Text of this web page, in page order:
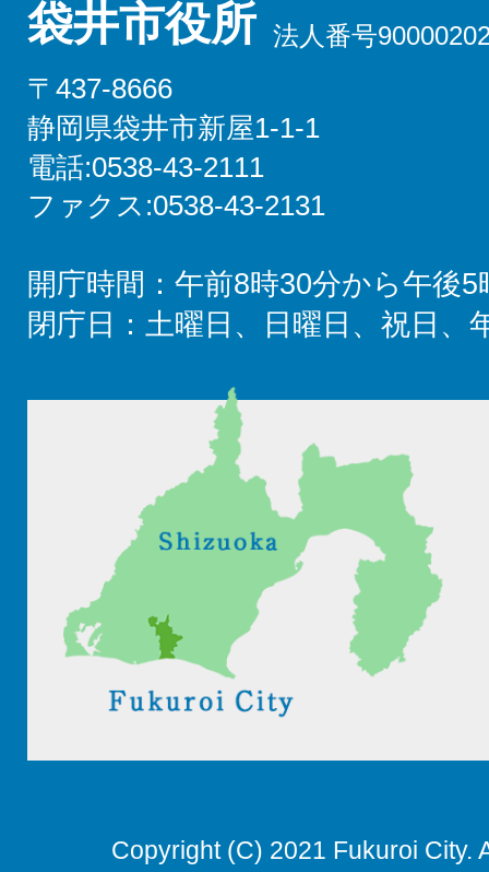
袋井市役所 法人番号
〒437-8666
静岡県袋井市新屋1-1-1
電話:0538-43-2111
ファクス:0538-43-2131
開庁時間：午前8時30分から午後5
閉庁日：土曜日、日曜日、祝日、
Copyright (C) 2021 Fukuroi City.